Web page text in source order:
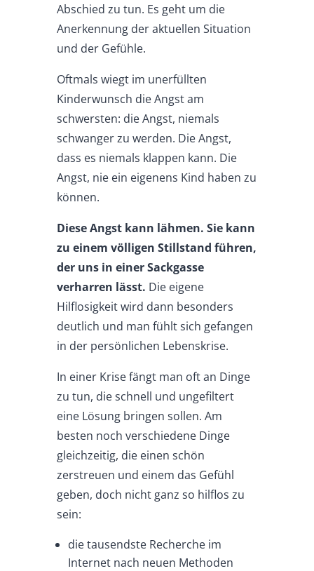
Abschied zu tun. Es geht um die
Anerkennung der aktuellen Situation
und der Gefühle.
Oftmals wiegt im unerfüllten
Kinderwunsch die Angst am
schwersten: die Angst, niemals
schwanger zu werden. Die Angst,
dass es niemals klappen kann. Die
Angst, nie ein eigenens Kind haben zu
können.
Diese Angst kann lähmen. Sie kann
zu einem völligen Stillstand führen,
der uns in einer Sackgasse
verharren lässt. Die eigene
Hilflosigkeit wird dann besonders
deutlich und man fühlt sich gefangen
in der persönlichen Lebenskrise.
In einer Krise fängt man oft an Dinge
zu tun, die schnell und ungefiltert
eine Lösung bringen sollen. Am
besten noch verschiedene Dinge
gleichzeitig, die einen schön
zerstreuen und einem das Gefühl
geben, doch nicht ganz so hilflos zu
sein:
die tausendste Recherche im
Internet nach neuen Methoden